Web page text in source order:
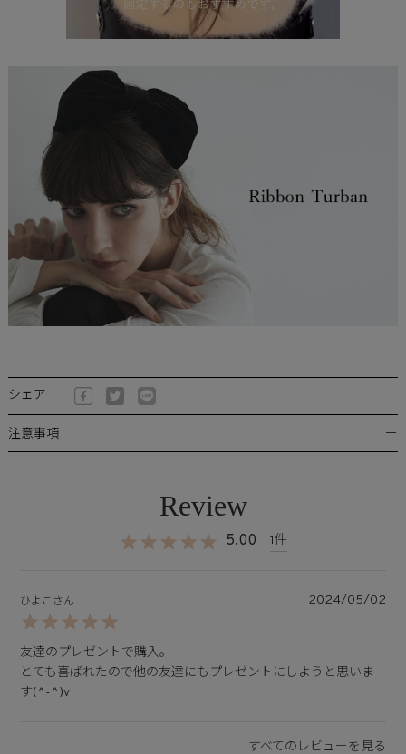
シェア
注意事項 ＋
5.00 1
ひよこ 2024/05/02
友達のプレゼントで購入。
とても喜ばれたので他の友達にもプレゼントにしようと思いま
す(^-^)v